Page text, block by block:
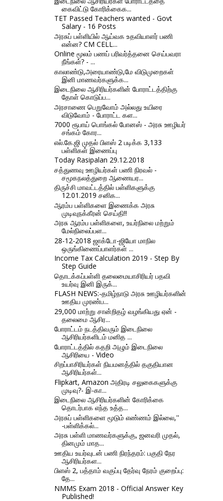
கைவிட்டு கோரிக்கைக...
TET Passed Teachers wanted - Govt
Salary - 16 Posts
அரசுப் பள்ளியில் ஆய்வக உதவியாளர் பணி
என்ன? CM CELL...
Online மூலம் பணப் பரிவர்த்தனை செய்பவரா
நீங்கள்? - ...
காலாண்டு,அரையாண்டு,மே விடுமுறைகள்
இனி மாணவர்களுக்க...
இடைநிலை ஆசிரியர்களின் போராட்டத்திற்கு
தோள் கொடுப்ப...
அரசாணை பெறுவோம் அல்லது உயிரை
விடுவோம் - போராட்ட கள...
7000 ரூபாய் பொங்கல் போனஸ் - அரசு ஊழியர்
சங்கம் கோர...
எல்.கே.ஜி முதல் பிளஸ் 2 படிக்க 3,133
பள்ளிகள் இணைப்பு
Today Rasipalan 29.12.2018
சத்துணவு ஊழியர்கள் பணி நிரவல் -
சமூகநலத்துறை ஆணையர...
திருச்சி மாவட்டத்தில் பள்ளிகளுக்கு
12.01.2019 சனிக...
ஆரம்ப பள்ளிகளை இணைக்க அரசு
முடிவுநக்கீரன் செய்தி!!
அரசு ஆரம்ப பள்ளிகளை, உயர்நிலை மற்றும்
மேல்நிலைப்பள...
28-12-2018 ஜாக்டோ-ஜியோ மாநில
ஒருங்கிணைப்பாளர்கள் ...
Income Tax Calculation 2019 - Step By
Step Guide
தொடக்கப்பள்ளி தலைமையாசிரியர் பதவி
உயர்வு இனி இருக்...
FLASH NEWS:-தமிழ்நாடு அரசு ஊழியர்களின்
ஊதிய முரண்ப...
29,000 மாற்று சான்றிதழ் வழங்கியது ஏன் -
தலைமை ஆசிர...
போராட்டம் நடத்திவரும் இடைநிலை
ஆசிரியர்களிடம் மனித ...
போராட்டத்தில் கதறி அழும் இடைநிலை
ஆசிரியை - Video
சிறப்பாசிரியர்கள் நியமனத்தில் தகுதியான
ஆசிரியர்கள்...
Flipkart, Amazon அதிரடி சலுகைகளுக்கு
முடிவு?- இ-கா...
இடைநிலை ஆசிரியர்களின் கோரிக்கை
தொடர்பாக எந்த உத்த...
அரசுப் பள்ளிகளை மூடும் எண்ணம் இல்லை,''
-பள்ளிக்கல்...
அரசு பள்ளி மாணவர்களுக்கு, ஜனவரி முதல்,
தினமும் மாத...
ஊதிய உயர்வுடன் பணி நிரந்தரம்: பகுதி நேர
ஆசிரியர்கள...
பிளஸ் 2, பத்தாம் வகுப்பு தேர்வு நேரம் குறைப்பு:
தே...
NMMS Exam 2018 - Official Answer Key
Published!